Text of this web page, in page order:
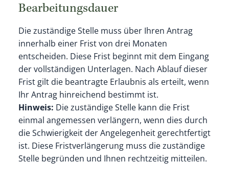
Bearbeitungsdauer
Die zuständige Stelle muss über Ihren Antrag
innerhalb einer Frist von drei Monaten
entscheiden. Diese Frist beginnt mit dem Eingang
der vollständigen Unterlagen. Nach Ablauf dieser
Frist gilt die beantragte Erlaubnis als erteilt, wenn
Ihr Antrag hinreichend bestimmt ist.
Hinweis: Die zuständige Stelle kann die Frist
einmal angemessen verlängern, wenn dies durch
die Schwierigkeit der Angelegenheit gerechtfertigt
ist. Diese Fristverlängerung muss die zuständige
Stelle begründen und Ihnen rechtzeitig mitteilen.